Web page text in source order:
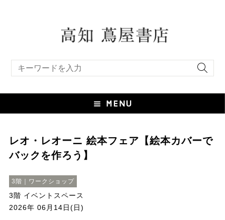
レオ・レオーニ 絵本フェア【絵本カバーで
バックを作ろう】
3階｜ワークショップ
3階 イベントスペース
2026年 06月14日(日)